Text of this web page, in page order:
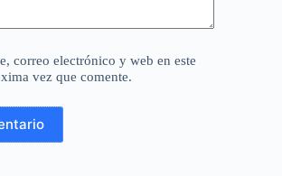
correo electrónico y web en este
vez que comente.